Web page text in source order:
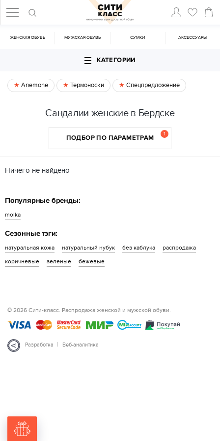
ЖЕНСКАЯ ОБУВЬ МУЖСКАЯ ОБУВЬ CУМКИ АКСЕССУАРЫ
КАТЕГОРИИ
Anemone Термоноски Спецпредложение
Сандалии женские в Бердске
ПОДБОР ПО ПАРАМЕТРАМ 1
Ничего не найдено
Популярные бренды:
molka
Сезонные тэги:
натуральная кожа натуральный нубук без каблука
распродажа
коричневые
зеленые бежевые
© 2026 Сити-класс. Распродажа женской и мужской обуви.
Разработка | Веб-аналитика